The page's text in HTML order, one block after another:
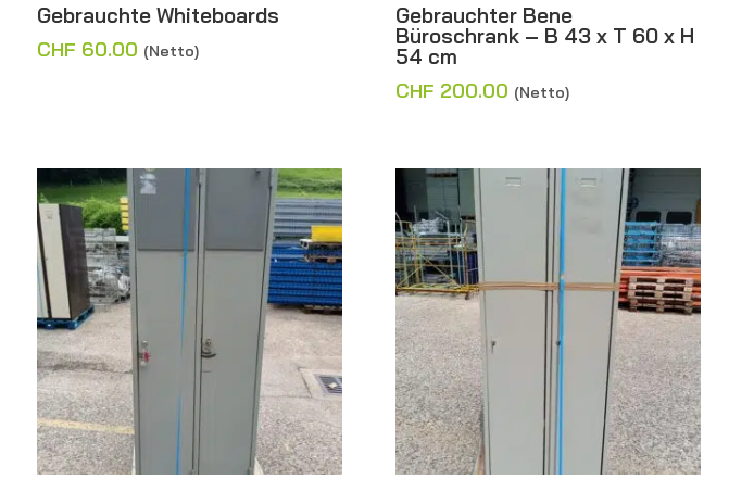
Gebrauchte Whiteboards
CHF 60.00 (Netto)
Gebrauchter Bene
Büroschrank – B 43 x T 60 x H
54 cm
CHF 200.00 (Netto)